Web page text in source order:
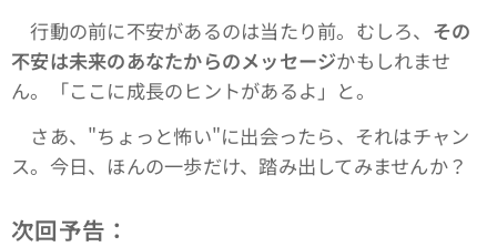
行動の前に不安があるのは当たり前。むしろ、 その
不安は未来のあなたからのメッセージかもしれませ
ん。「ここに成長のヒントがあるよ」と。
さあ、"ちょっと怖い"に出会ったら、それはチャン
ス。今日、ほんの一歩だけ、踏み出してみませんか？
次回予告：